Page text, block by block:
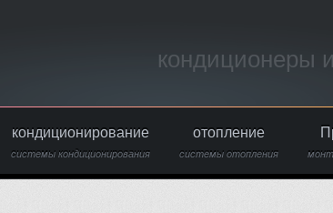
кондиционеры
кондиционирование
системы кондиционирования
отопление
системы отопления